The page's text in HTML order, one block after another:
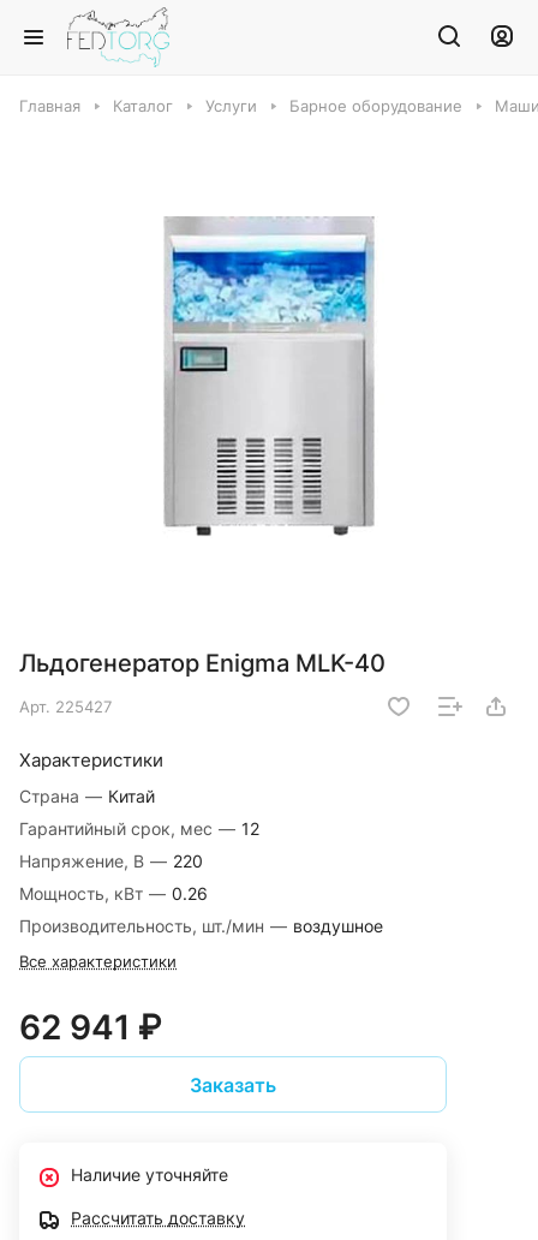
Главная Каталог Услуги Барное оборудование
Льдогенератор Enigma MLK-40
Арт. 225427
Характеристики
Страна — Китай
Гарантийный срок, мес — 12
Напряжение, В — 220
Мощность, кВт — 0.26
Производительность, шт./мин — воздушное
Все характеристики
62 941 ₽
Заказать
Наличие уточняйте
Рассчитать доставку